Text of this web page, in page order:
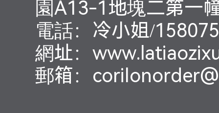
園A13-1地塊二第一
電話：冷小姐/
網址：
郵箱：